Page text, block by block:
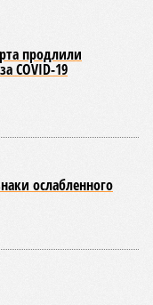
продлили
COVID-19
ослабленного